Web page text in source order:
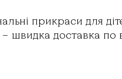
прикраси для
швидка доставка по